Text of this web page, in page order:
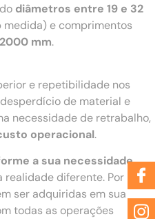
diâmetros entre 19 e 32
medida) e comprimentos
mm.
e repetibilidade nos
de material e
necessidade de retrabalho,
operacional.
a sua necessidade
diferente. Por isso,
ser adquiridas em sua
todas as operações